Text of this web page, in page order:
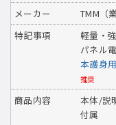
メーカー
TMM（
特記事項
軽量・
パネル
本護身
推奨
商品内容 本体/説
付属